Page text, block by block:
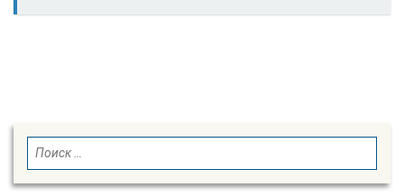
Search
for:
SEARCH